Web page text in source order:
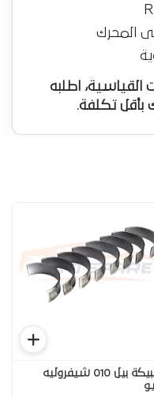
المحرك
اطلبه
بأقل تكلفة.
سبيكة بيل 010 شيفروليه